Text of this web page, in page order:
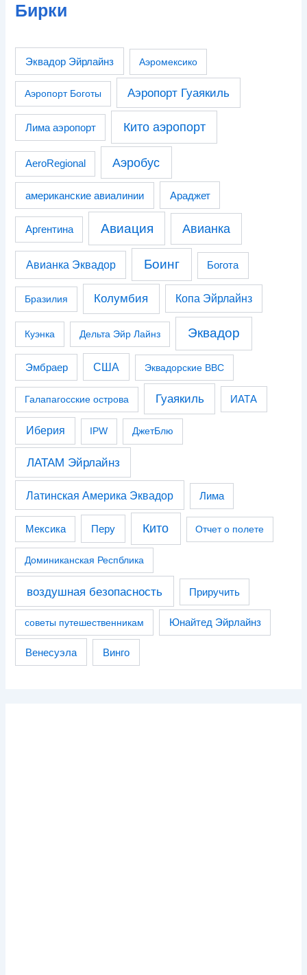
Бирки
Эквадор Эйрлайнз Аэромексико
Аэропорт Боготы Аэропорт Гуаякиль
Лима аэропорт Кито аэропорт
AeroRegional Аэробус
американские авиалинии Араджет
Аргентина Авиация Авианка
Авианка Эквадор Боинг Богота
Бразилия Колумбия Копа Эйрлайнз
Куэнка Дельта Эйр Лайнз Эквадор
Эмбраер США Эквадорские ВВС
Галапагосские острова Гуаякиль ИАТА
Иберия IPW ДжетБлю
ЛАТАМ Эйрлайнз
Латинская Америка Эквадор Лима
Мексика Перу Кито Отчет о полете
Доминиканская Респблика
воздушная безопасность Приручить
советы путешественникам Юнайтед Эйрлайнз
Венесуэла Винго